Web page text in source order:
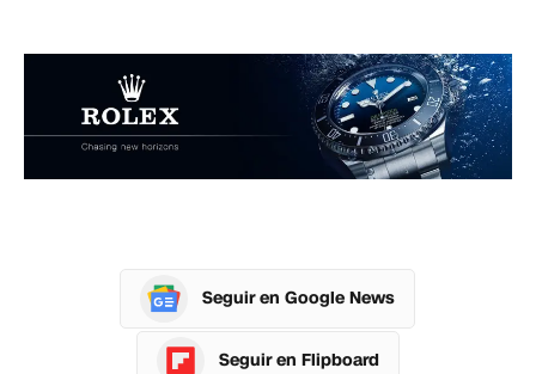
Seguir en Google News
Seguir en Flipboard